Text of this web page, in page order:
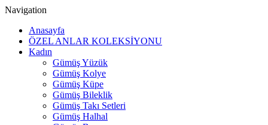
Navigation
Anasayfa
ÖZEL ANLAR KOLEKSİYONU
Kadın
Gümüş Yüzük
Gümüş Kolye
Gümüş Küpe
Gümüş Bileklik
Gümüş Takı Setleri
Gümüş Halhal